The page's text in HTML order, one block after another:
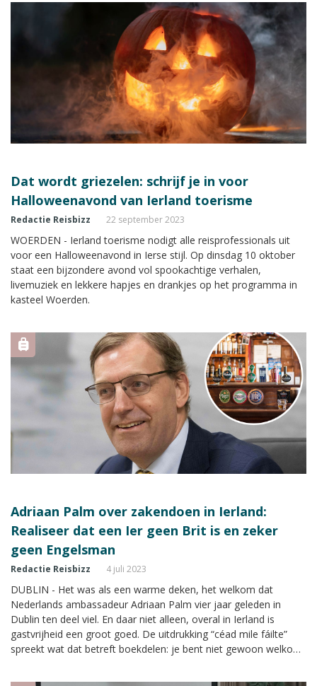
Dat wordt griezelen: schrijf je in voor
Halloweenavond van Ierland toerisme
Redactie Reisbizz 22 september 2023
WOERDEN - Ierland toerisme nodigt alle reisprofessionals uit
voor een Halloweenavond in Ierse stijl. Op dinsdag 10 oktober
staat een bijzondere avond vol spookachtige verhalen,
livemuziek en lekkere hapjes en drankjes op het programma in
kasteel Woerden.
Adriaan Palm over zakendoen in Ierland:
Realiseer dat een Ier geen Brit is en zeker
geen Engelsman
Redactie Reisbizz 4 juli 2023
DUBLIN - Het was als een warme deken, het welkom dat
Nederlands ambassadeur Adriaan Palm vier jaar geleden in
Dublin ten deel viel. En daar niet alleen, overal in Ierland is
gastvrijheid een groot goed. De uitdrukking “céad mile fáilte”
spreekt wat dat betreft boekdelen: je bent niet gewoon welkom,
gesprek over zakendoen in Ierland.